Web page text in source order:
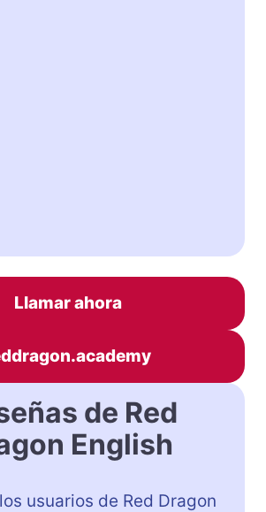
Llamar ahora
de Red
English
usuarios de Red Dragon